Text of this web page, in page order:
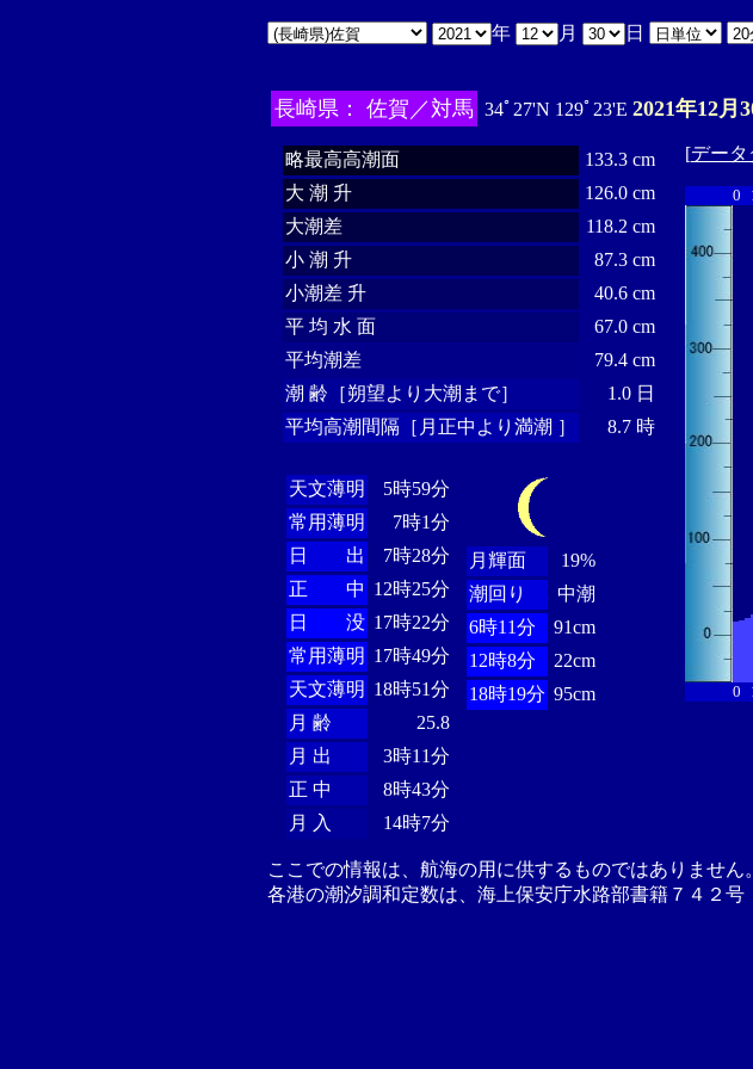
年 月 日
長崎県： 佐賀／対馬 34ﾟ27'N 129ﾟ23'E 2021年12月
略最高高潮面
133.3 cm
大 潮 升
126.0 cm
大潮差
118.2 cm
小 潮 升
87.3 cm
小潮差 升
40.6 cm
平 均 水 面
67.0 cm
平均潮差
79.4 cm
潮 齢［朔望より大潮まで］
1.0 日
平均高潮間隔［月正中より満潮 ］
8.7 時
天文薄明
5時59分
常用薄明
7時1分
日 出
7時28分
正 中 12時25分
日 没 17時22分
常用薄明 17時49分
天文薄明 18時51分
月 齢
25.8
月 出
3時11分
正 中
8時43分
月 入
14時7分
月輝面
19%
潮回り
中潮
6時11分
91cm
12時8分
22cm
18時19分 95cm
[デー
0
0
ここでの情報は、航海の用に供するものではありませ
各港の潮汐調和定数は、海上保安庁水路部書籍７４２